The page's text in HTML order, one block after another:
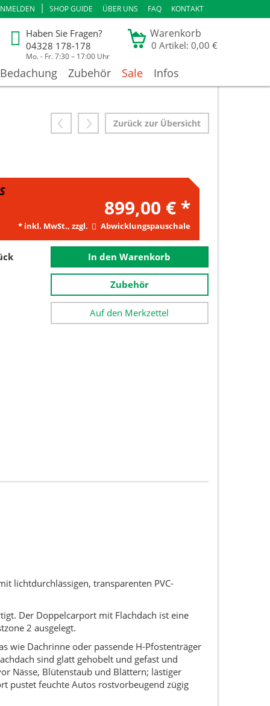
| SHOP GUIDE ÜBER UNS FAQ KONTAKT
Warenkorb
0 Artikel: 0,00 €
Haben Sie Fragen?
04328 178-178
Mo. - Fr. 7:30 – 17:00 Uhr
Bedachung Zubehör Sale Infos
Zurück zur Übersicht
899,00 € *
* inkl. MwSt., zzgl. Abwicklungspauschale
In den Warenkorb
Zubehör
Auf den Merkzettel
lichtdurchlässigen, transparenten PVC-
Der Doppelcarport mit Flachdach ist eine
2 ausgelegt.
wie Dachrinne oder passende H-Pfostenträger
sind glatt gehobelt und gefast und
Nässe, Blütenstaub und Blättern; lästiger
pustet feuchte Autos rostvorbeugend zügig